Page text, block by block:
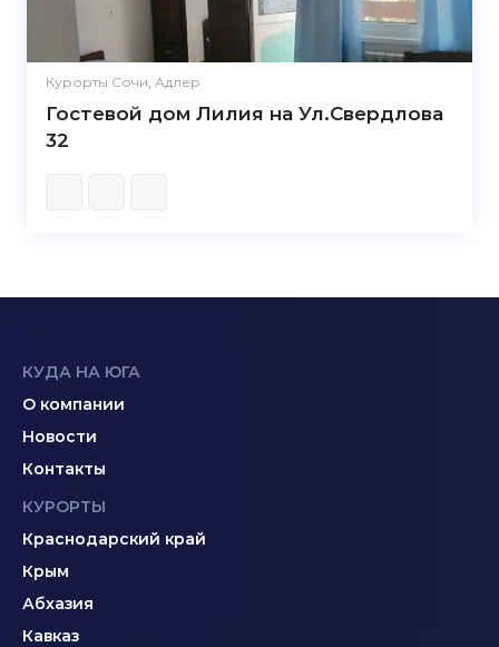
Курорты Сочи, Адлер
Гостевой дом Лилия на Ул.Свердлова
32
КУДА НА ЮГА
О компании
Новости
Контакты
КУРОРТЫ
Краснодарский край
Крым
Абхазия
Кавказ